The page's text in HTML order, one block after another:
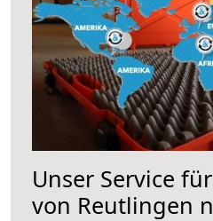
Unser Service
von Reutlingen